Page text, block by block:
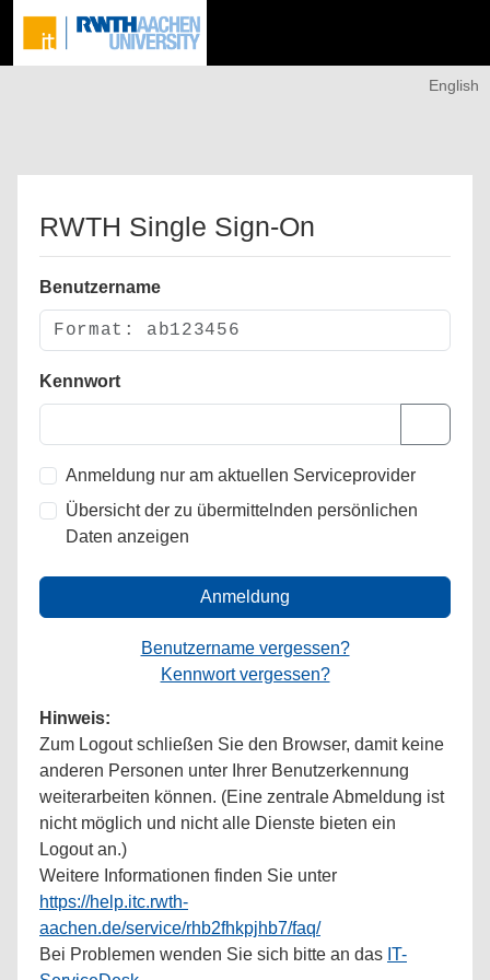
English
RWTH Single Sign-On
Benutzername
Kennwort
Anmeldung nur am aktuellen Serviceprovider
Übersicht der zu übermittelnden persönlichen
Daten anzeigen
Anmeldung
Benutzername vergessen?
Kennwort vergessen?
Hinweis:
Zum Logout schließen Sie den Browser, damit keine
anderen Personen unter Ihrer Benutzerkennung
weiterarbeiten können. (Eine zentrale Abmeldung ist
nicht möglich und nicht alle Dienste bieten ein
Logout an.)
Weitere Informationen finden Sie unter
https://help.itc.rwth-
aachen.de/service/rhb2fhkpjhb7/faq/
Bei Problemen wenden Sie sich bitte an das IT-